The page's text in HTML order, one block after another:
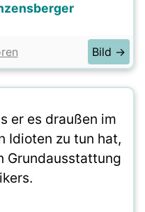
Bild →
er es draußen im
Idioten zu tun hat,
Grundausstattung